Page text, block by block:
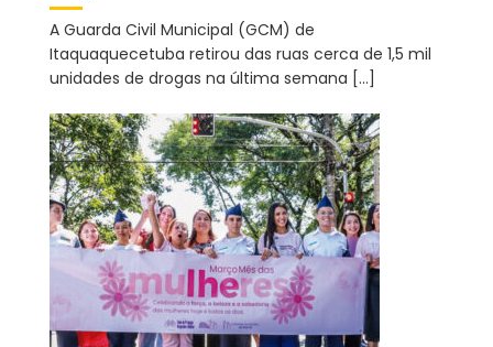
A Guarda Civil Municipal (GCM) de
Itaquaquecetuba retirou das ruas cerca de 1,5 mil
unidades de drogas na última semana […]